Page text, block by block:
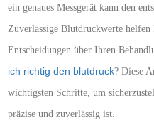
ein genaues Messgerät kann den
Zuverlässige Blutdruckwerte
Entscheidungenüber Ihren
ich richtig den blutdruck? Diese
wichtigsten Schritte, um
präzise und zuverlässig ist.